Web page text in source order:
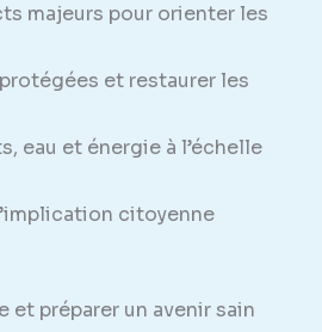
majeurs pour orienter les
et restaurer les
eau et énergie à l’échelle
citoyenne
préparer un avenir sain